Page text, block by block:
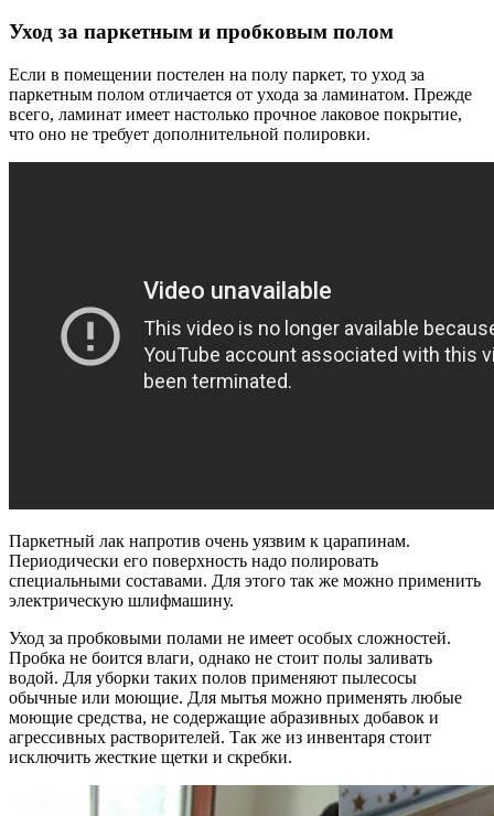
Уход за паркетным и пробковым полом
Если в помещении постелен на полу паркет, то уход за
паркетным полом отличается от ухода за ламинатом. Прежде
всего, ламинат имеет настолько прочное лаковое покрытие,
что оно не требует дополнительной полировки.
Паркетный лак напротив очень уязвим к царапинам.
Периодически его поверхность надо полировать
специальными составами. Для этого так же можно применить
электрическую шлифмашину.
Уход за пробковыми полами не имеет особых сложностей.
Пробка не боится влаги, однако не стоит полы заливать
водой. Для уборки таких полов применяют пылесосы
обычные или моющие. Для мытья можно применять любые
моющие средства, не содержащие абразивных добавок и
агрессивных растворителей. Так же из инвентаря стоит
исключить жесткие щетки и скребки.